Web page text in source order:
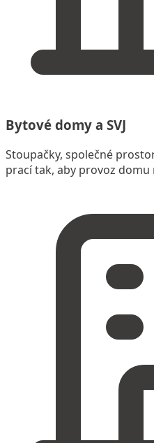
Bytové domy a SVJ
Stoupačky, společné
prací tak, aby provoz domu